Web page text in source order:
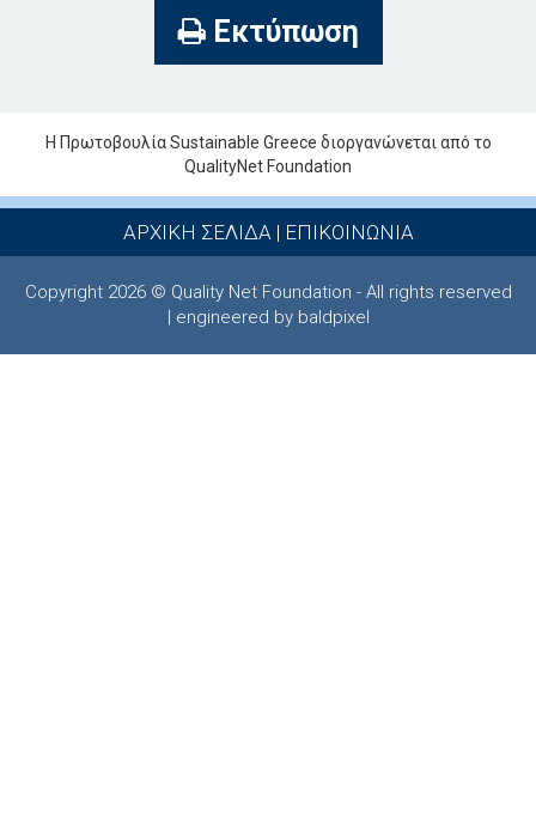
Εκτύπωση
Η Πρωτοβουλία Sustainable Greece διοργανώνεται από το
QualityNet Foundation
ΑΡΧΙΚΗ ΣΕΛΙΔΑ | ΕΠΙΚΟΙΝΩΝΙΑ
Copyright 2026 © Quality Net Foundation - All rights reserved
| engineered by baldpixel